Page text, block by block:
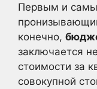
Первым и
конечно,
заключается
стоимости за
совокупной